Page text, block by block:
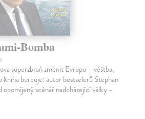
Bomba
superzbraň změnit Evropu – věštba,
kniha burcuje: autor bestselerů Stephan
opomíjený scénář nadcházející války –